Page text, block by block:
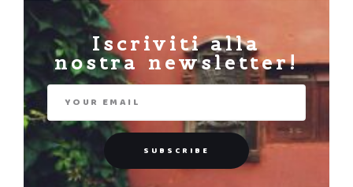
Iscriviti alla
nostra newsletter!